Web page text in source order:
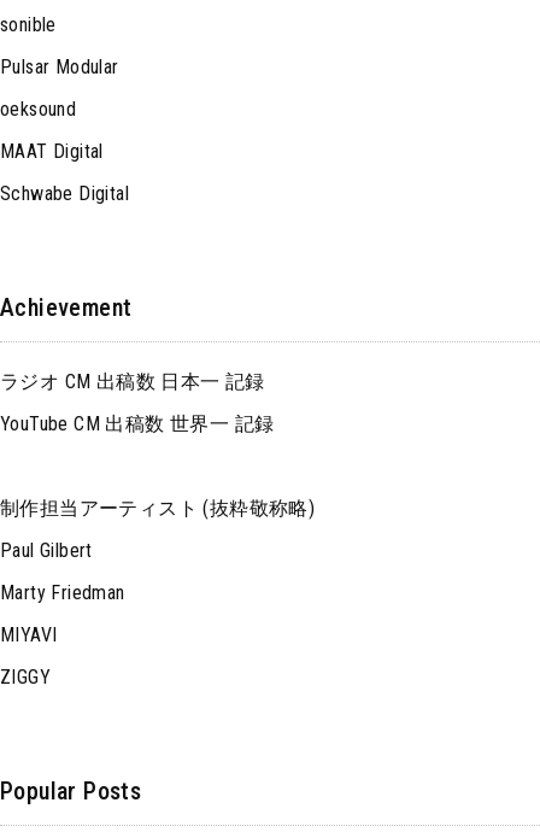
sonible
Pulsar Modular
oeksound
MAAT Digital
Schwabe Digital
Achievement
ラジオ CM 出稿数 日本一 記録
YouTube CM 出稿数 世界一 記録
制作担当アーティスト (抜粋敬称略)
Paul Gilbert
Marty Friedman
MIYAVI
ZIGGY
Popular Posts